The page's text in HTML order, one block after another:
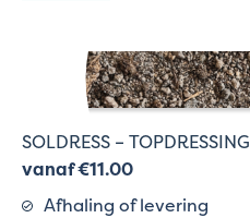
SOLDRESS – TOPDRESSING
vanaf €11.00
Afhaling of levering